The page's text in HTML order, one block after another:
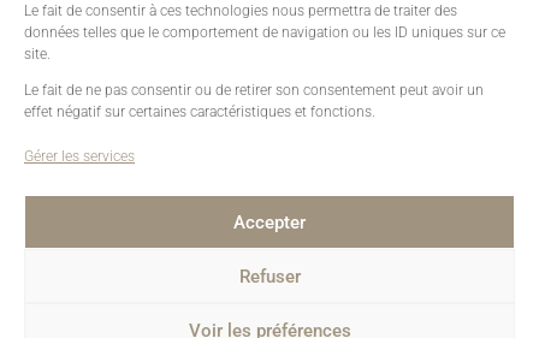
Le fait de consentir à ces technologies nous permettra de traiter des
données telles que le comportement de navigation ou les ID uniques sur ce
site.
Le fait de ne pas consentir ou de retirer son consentement peut avoir un
effet négatif sur certaines caractéristiques et fonctions.
Gérer les services
Accepter
Refuser
Voir les préférences